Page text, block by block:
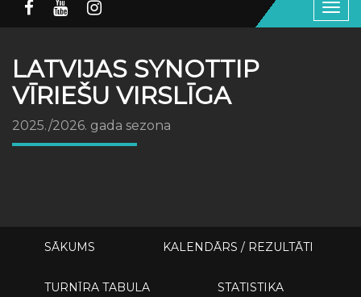
LATVIJAS SYNOTTIP
VĪRIEŠU VIRSLĪGA
2025./2026. gada sezona
SĀKUMS KALENDĀRS / REZULTĀTI
TURNĪRA TABULA STATISTIKA